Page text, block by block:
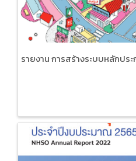
รายงาน การสร้างระบบหลักป